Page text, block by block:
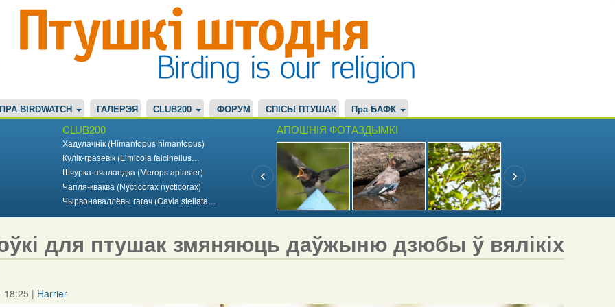
ПРА BIRDWATCH ГАЛЕРЭЯ CLUB200 ФОРУМ СПІСЫ ПТУШАК Пра БАФК
CLUB200
Хадулачнік (Himantopus himantopus)
Кулік-гразевік (Limicola falcinellus…
Шчурка-пчалаедка (Merops apiaster)
Чапля-кваква (Nycticorax nycticorax)
Чырвонаваллёвы гагач (Gavia stellata…
АПОШНІЯ ФОТАЗДЫМКІ
для птушак змяняюць даўжыню дзюбы ў вялікіх
18:25 | Harrier